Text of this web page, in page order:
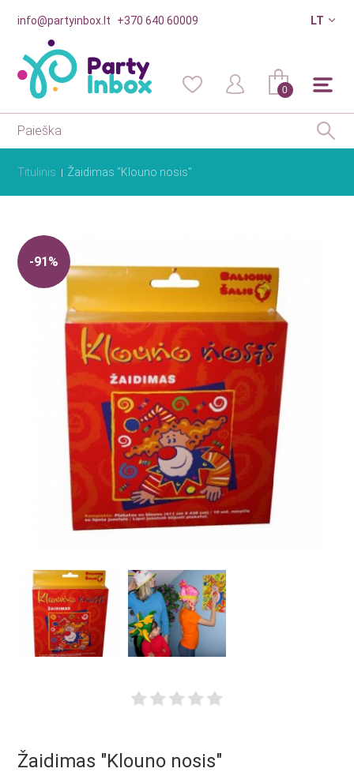
info@partyinbox.lt +370 640 60009 LT
0
Titulinis Žaidimas "Klouno nosis"
-91%
Žaidimas "Klouno nosis"